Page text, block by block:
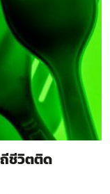
ถีชีวิตติด